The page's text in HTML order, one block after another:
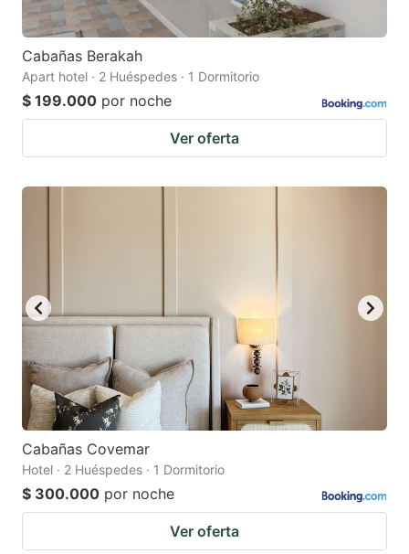
Cabañas Berakah
Apart hotel · 2 Huéspedes · 1 Dormitorio
$ 199.000 por noche
Ver oferta
Cabañas Covemar
Hotel · 2 Huéspedes · 1 Dormitorio
$ 300.000 por noche
Ver oferta